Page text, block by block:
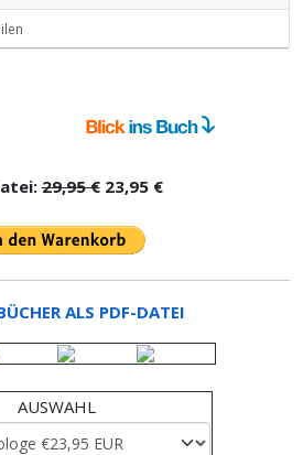
29,95 €23,95 €
ALS PDF-DATEI
AUSWAHL